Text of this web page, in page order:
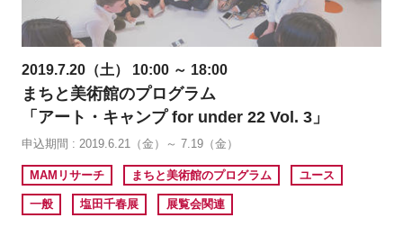
2019.7.20（土） 10:00 ～ 18:00
まちと美術館のプログラム
「アート・キャンプ for under 22 Vol. 3」
申込期間 : 2019.6.21（金）～ 7.19（金）
MAMリサーチ まちと美術館のプログラム ユース
一般 塩田千春展 展覧会関連